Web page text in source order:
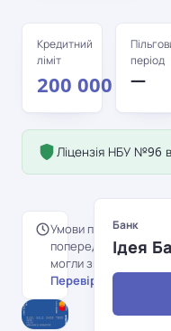
Кредитний
ліміт
200 000 грн
період
—
Ліцензія НБУ №96
Умови перенесені з
попередньої версії
могли змінитися.
Перевірити на сайті
Банк
Ідея